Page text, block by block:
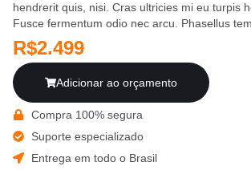
hendrerit quis, nisi. Cras ultricies mi eu turpis
Fusce fermentum odio nec arcu. Phasellus
R$2.499
Adicionar ao orçamento
Compra 100% segura
Suporte especializado
Entrega em todo o Brasil